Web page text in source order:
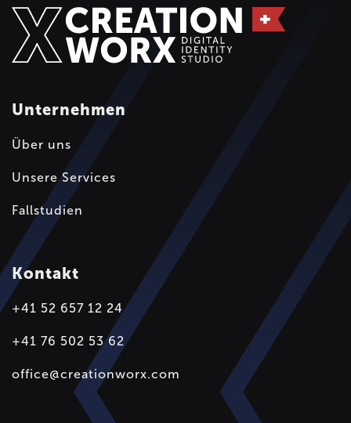
Unternehmen
Über uns
Unsere Services
Fallstudien
Kontakt
+41 52 657 12 24
+41 76 502 53 62
office@creationworx.com